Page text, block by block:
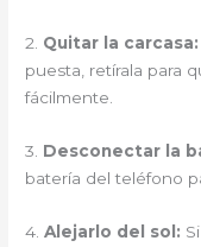
2. Quitar la carcasa:
puesta, retírala para
fácilmente.
3. Desconectar la
batería del teléfono
4.Alejarlo del sol: